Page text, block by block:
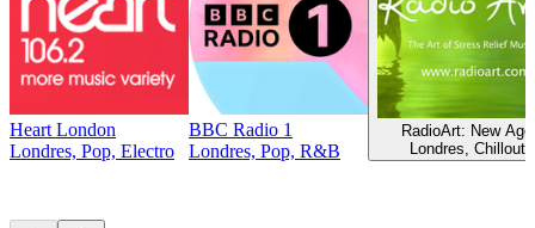
Heart London
Londres, Pop, Electro
BBC Radio 1
Londres, Pop, R&B
RadioArt: New Age
Londres, Chillout